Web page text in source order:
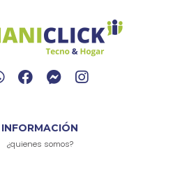
INFORMACIÓN
¿quienes somos?